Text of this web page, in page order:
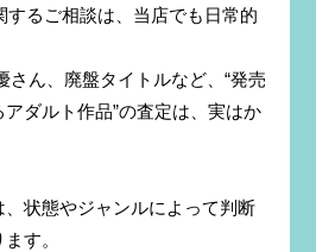
するご相談は、当店でも日常的
さん、廃盤タイトルなど、“発売
ダルト作品”の査定は、実はか
、状態やジャンルによって判断
す。